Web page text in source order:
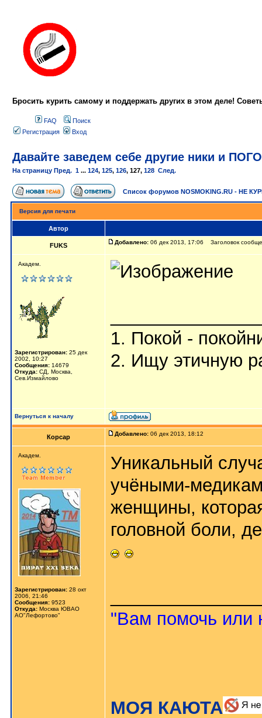
Бросить курить самому и поддержать других в этом деле!
FAQ
Поиск
Регистрация
Вход
Давайте заведем себе другие ники и
На страницу Пред. 1 ... 124, 125, 126, 127, 128 След.
Список форумов NOSMOKING.RU - НЕ
Версия для печати
Автор
FUKS Добавлено: 06 дек 2013, 17:06 Заголовок
Академ.
Зарегистрирован: 25 дек
2002, 10:27
Сообщения: 14679
Откуда: СД, Москва,
Сев.Измайлово
1. Покой -
2. Ищу этичную
Вернуться к началу
Корсар Добавлено: 06 дек 2013, 18:12
Aкaдeм.
Зарегистрирован: 28 окт
2006, 21:46
Сообщения: 9523
Откуда: Москва ЮВАО
АО"Лефортово"
Уникальный
учёными-
женщины,
головной боли,
"Вам помочь или
МОЯ КАЮТА